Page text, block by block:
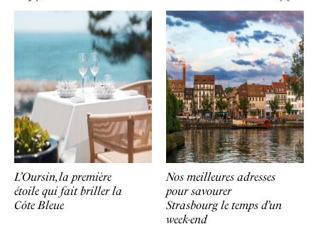
L’Oursin, la première
étoile qui fait briller la
Côte Bleue
Nos meilleures adresses
pour savourer
Strasbourg le temps d’un
week-end